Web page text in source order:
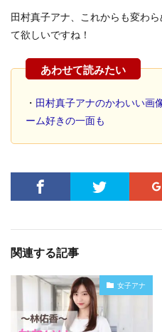
田村真子アナ、これからも変わ
て欲しいですね！
・ 田村真子アナのかわいい画
ーム好きの一面も
関連する記事
女子アナ